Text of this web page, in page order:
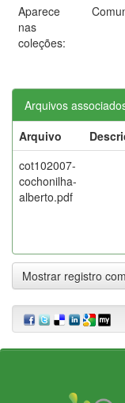
Aparece
nas
coleções:
Arquivos
Arquivo
cot102007-
cochonilha-
alberto.pdf
Mostrar registro